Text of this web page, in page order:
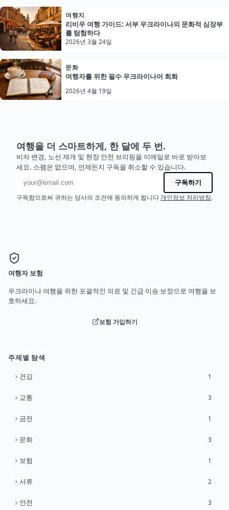
여행지
리비우 여행 가이드: 서부 우크라이나의 문화적 심장부
를 탐험하다
2026년 3월 24일
문화
여행자를 위한 필수 우크라이나어 회화
2026년 4월 19일
여행을 더 스마트하게, 한 달에 두 번.
비자 변경, 노선 재개 및 현장 안전 브리핑을 이메일로 바로 받아보
세요. 스팸은 없으며, 언제든지 구독을 취소할 수 있습니다.
이메일 주소
구독하기
구독함으로써 귀하는 당사의 조건에 동의하게 됩니다 개인정보 처리방침.
여행자 보험
우크라이나 여행을 위한 포괄적인 의료 및 긴급 이송 보장으로 여행을 보
호하세요.
보험 가입하기
주제별 탐색
건강 1
교통 3
금전 1
문화 3
보험 1
서류 2
안전 3